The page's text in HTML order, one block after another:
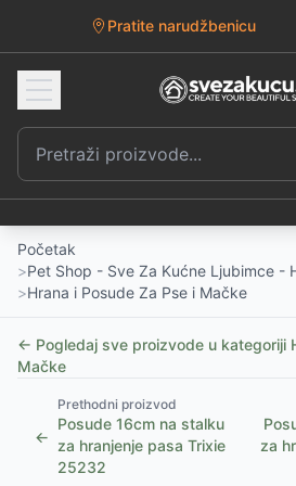
Pratite narudžbenicu
Početak
>Pet Shop - Sve Za Kućne Ljubimce -
>Hrana i Posude Za Pse i Mačke
← Pogledaj sve proizvode u kategoriji
Mačke
←
Prethodni proizvod
Posude 16cm na stalku
za hranjenje pasa Trixie
25232
za